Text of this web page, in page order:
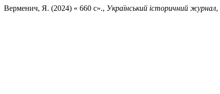
Верменич, Я. (2024) « 660 с»., Український історичний журнал,